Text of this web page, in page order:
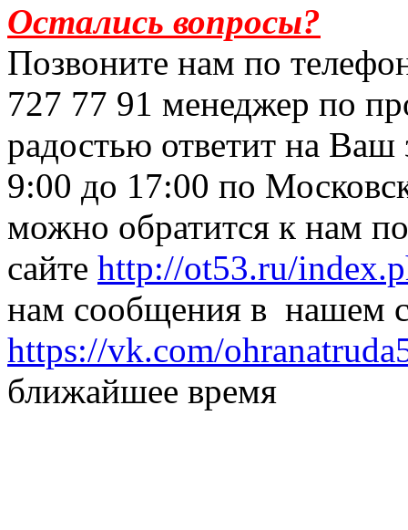
Остались вопросы?
Позвоните нам по
727 77 91 менеджер по
радостью ответит на Ваш
9:00 до 17:00 по
можно обратится к нам
сайте http://ot53.ru/
нам сообщения в нашем
https://vk.com/
ближайшее время